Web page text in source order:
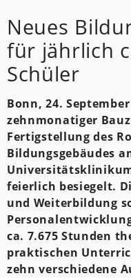
Neues
für jährlich
Schüler
Bonn, 24.
zehnmonatiger
Fertigstellung des
Bildungsgebäudes
feierlich besiegelt.
und Weiterbildung
ca. 7.675 Stunden
praktischen
zehn verschiedene